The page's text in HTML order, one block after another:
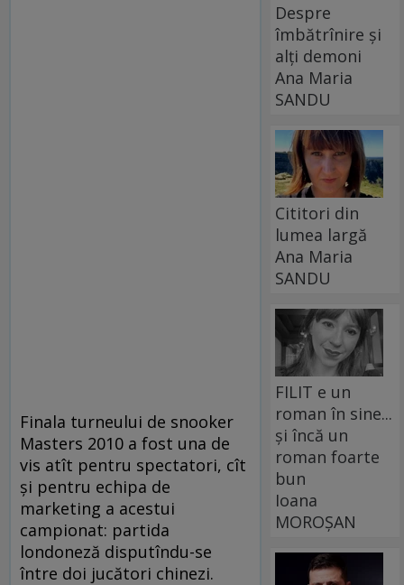
Finala turneului de snooker
Masters 2010 a fost una de
vis atît pentru spectatori, cît
şi pentru echipa de
marketing a acestui
campionat: partida
londoneză disputîndu-se
între doi jucători chinezi.
Despre
îmbătrînire și
alți demoni
Ana Maria
SANDU
Cititori din
lumea largă
Ana Maria
SANDU
FILIT e un
roman în sine...
și încă un
roman foarte
bun
Ioana
MOROȘAN